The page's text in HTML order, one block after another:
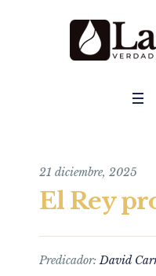
21 diciembre, 2025
El Rey
Predicador:David